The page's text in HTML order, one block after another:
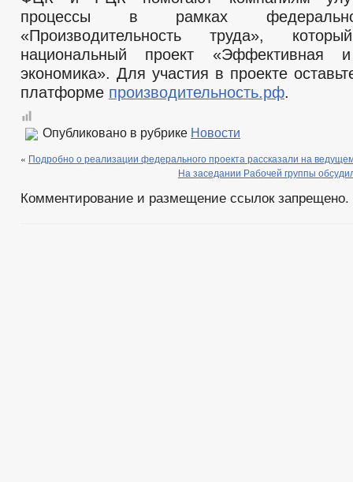
процессы в рамках
«Производительность труда»,
национальный проект «Эффективная и
экономика». Для участия в проекте
платформе производительность.рф.
Опубликовано в рубрике Новости
« Подробно о реализации федерального проекта рассказали на
На заседании Рабочей группы
Комментирование и размещение ссылок запрещено.